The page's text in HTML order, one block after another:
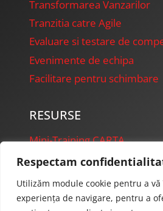
Respectam
Utilizăm module cookie pentru a
experiența de navigare, pentru a
Transformarea Vanzarilor
Tranzitia catre Agile
Evaluare si testare de
Evenimente de echipa
Facilitare pentru schimbare
RESURSE
Mini-Training CARTA
FireFly Presentations
Starter Projects